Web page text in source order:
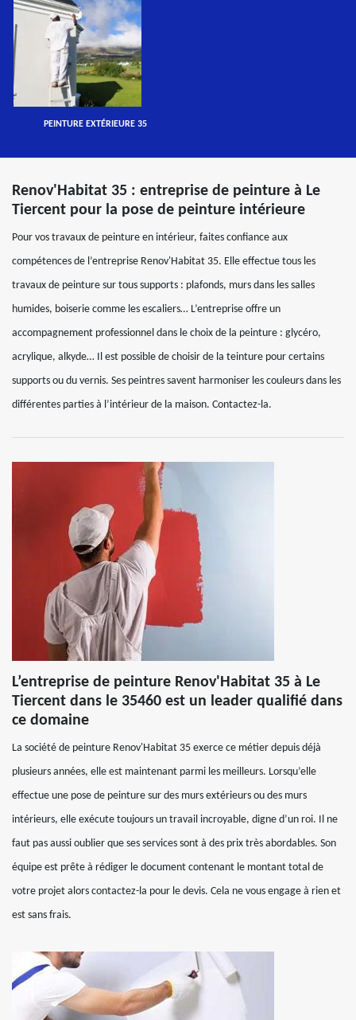
PEINTURE EXTÉRIEURE 35
Renov'Habitat 35 : entreprise de peinture à Le
Tiercent pour la pose de peinture intérieure
Pour vos travaux de peinture en intérieur, faites confiance aux
compétences de l’entreprise Renov'Habitat 35. Elle effectue tous les
travaux de peinture sur tous supports : plafonds, murs dans les salles
humides, boiserie comme les escaliers… L’entreprise offre un
accompagnement professionnel dans le choix de la peinture : glycéro,
acrylique, alkyde… Il est possible de choisir de la teinture pour certains
supports ou du vernis. Ses peintres savent harmoniser les couleurs dans les
différentes parties à l’intérieur de la maison. Contactez-la.
L’entreprise de peinture Renov'Habitat 35 à Le
Tiercent dans le 35460 est un leader qualifié dans
ce domaine
La société de peinture Renov'Habitat 35 exerce ce métier depuis déjà
plusieurs années, elle est maintenant parmi les meilleurs. Lorsqu’elle
effectue une pose de peinture sur des murs extérieurs ou des murs
intérieurs, elle exécute toujours un travail incroyable, digne d’un roi. Il ne
faut pas aussi oublier que ses services sont à des prix très abordables. Son
équipe est prête à rédiger le document contenant le montant total de
votre projet alors contactez-la pour le devis. Cela ne vous engage à rien et
est sans frais.